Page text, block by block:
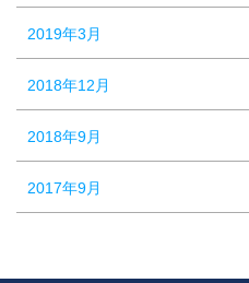
2019年3月
2018年12月
2018年9月
2017年9月